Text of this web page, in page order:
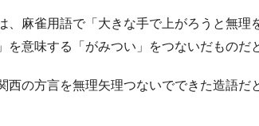
、麻雀用語で「大きな手で上がろうと無理
意味する「がみつい」をつないだものだ
の方言を無理矢理つないでできた造語だ